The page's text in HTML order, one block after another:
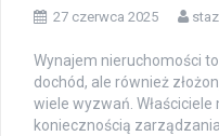
27 czerwca 2025
Wynajem nieruchomości
dochód, ale również
wiele wyzwań.
koniecznością